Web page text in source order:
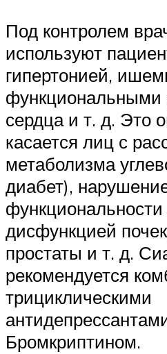
Под контролем
используют
гипертонией,
функциональными
сердца и т. д. Это
касается лиц с
метаболизма
диабет),
дисфункцией
простаты и т. д.
рекомендуется
трициклическими
Бромкриптином.